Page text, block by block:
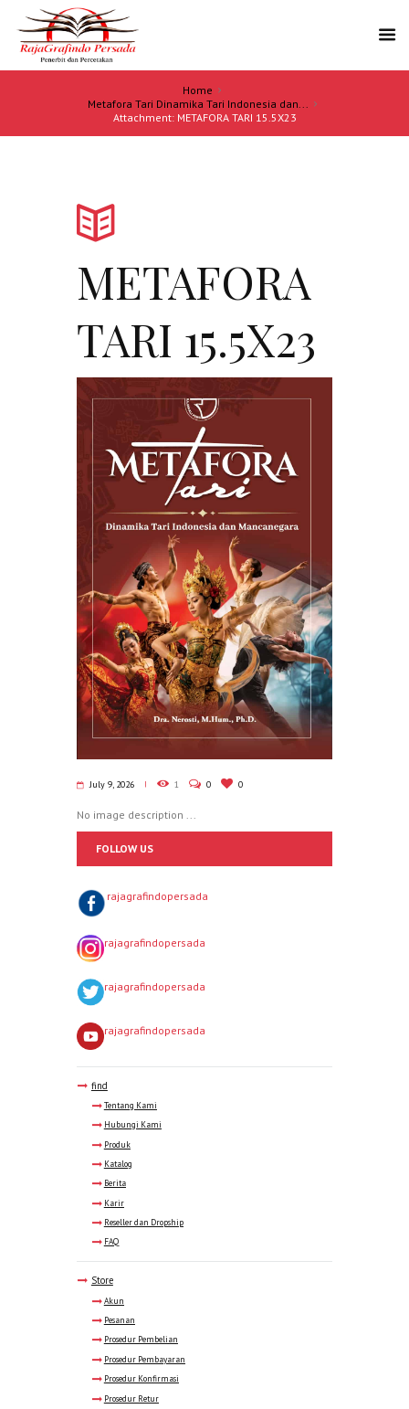
Home
Metafora Tari Dinamika Tari Indonesia dan...
Attachment: METAFORA TARI 15.5X23
METAFORA
TARI 15.5X23
July 9, 2026 1 0 0
No image description ...
FOLLOW US
rajagrafindopersada
rajagrafindopersada
rajagrafindopersada
rajagrafindopersada
find
Tentang Kami
Hubungi Kami
Produk
Katalog
Berita
Karir
Reseller dan Dropship
FAQ
Store
Akun
Pesanan
Prosedur Pembelian
Prosedur Pembayaran
Prosedur Konfirmasi
Prosedur Retur